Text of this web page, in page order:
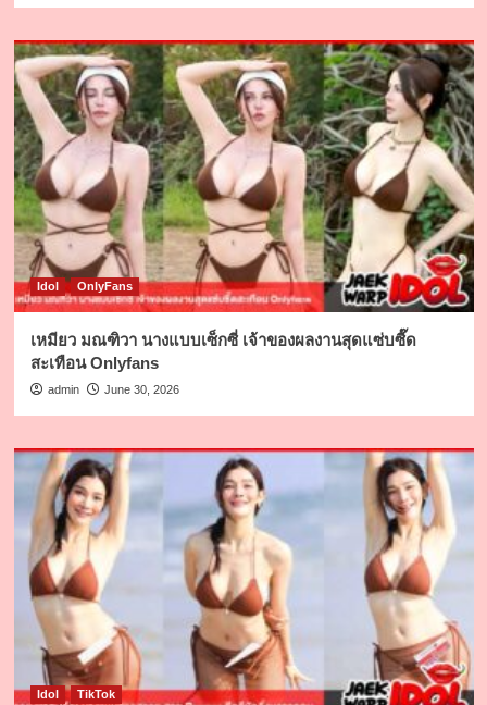
Idol OnlyFans
เหมียว มณฑิวา นางแบบเซ็กซี่ เจ้าของผลงานสุดแซ่บซี๊ด
สะเทือน Onlyfans
admin June 30, 2026
Idol TikTok